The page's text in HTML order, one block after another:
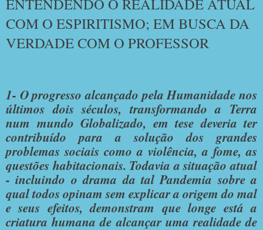
COM O ESPIRITISMO; EM BUSCA DA
VERDADE COM O PROFESSOR
1- O progresso alcançado pela Humanidade nos
últimos dois séculos, transformando a Terra
num mundo Globalizado, em tese deveria ter
contribuído para a solução dos grandes
problemas sociais como a violência, a fome, as
questões habitacionais. Todavia a situação atual
- incluindo o drama da tal Pandemia sobre a
qual todos opinam sem explicar a origem do mal
e seus efeitos, demonstram que longe está a
criatura humana de alcançar uma realidade de